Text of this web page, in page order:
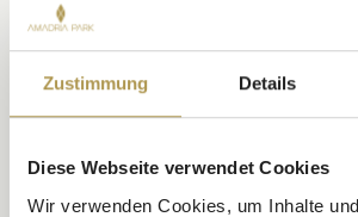
Zustimmung Details
Diese Webseite verwendet Cookies
Wir verwenden Cookies, um Inhalte